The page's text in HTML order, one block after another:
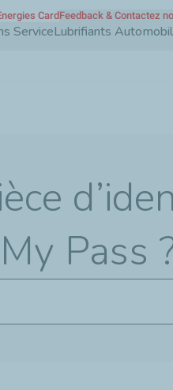
ServiceLubrifiants
CardFeedback & Contactez
Pass